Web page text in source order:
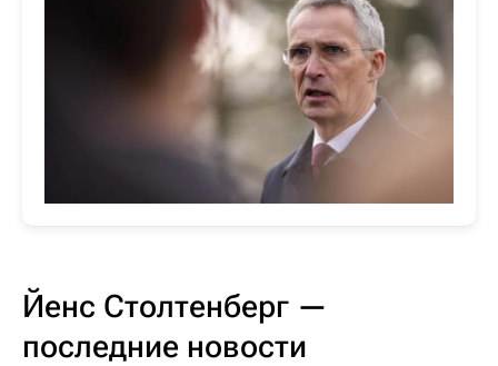
Йенс Столтенберг —
последние новости